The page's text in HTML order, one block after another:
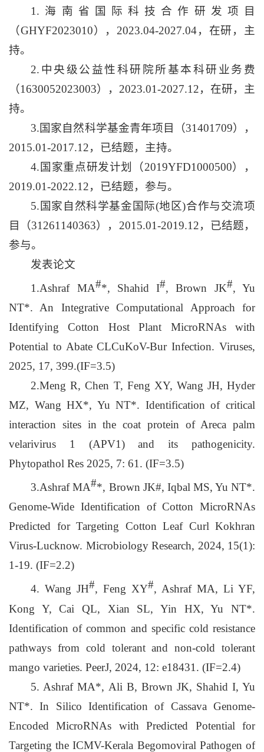
1.海南省国际科技合作研发项目
（GHYF2023010），2023.04-2027.04，在研，主
持。
2.中央级公益性科研院所基本科研业务费
（1630052023003），2023.01-2027.12，在研，主
持。
3.国家自然科学基金青年项目（31401709），
2015.01-2017.12，已结题，主持。
4.国家重点研发计划（2019YFD1000500），
2019.01-2022.12，已结题，参与。
5.国家自然科学基金国际(地区)合作与交流项
目（31261140363），2015.01-2019.12，已结题，
参与。
发表论文
1.Ashraf MA#*, Shahid I#, Brown JK#, Yu
NT*. An Integrative Computational Approach for
Identifying Cotton Host Plant MicroRNAs with
Potential to Abate CLCuKoV-Bur Infection. Viruses,
2025, 17, 399.(IF=3.5)
2.Meng R, Chen T, Feng XY, Wang JH, Hyder
MZ, Wang HX*, Yu NT*. Identification of critical
interaction sites in the coat protein of Areca palm
velarivirus 1 (APV1) and its pathogenicity.
Phytopathol Res 2025, 7: 61. (IF=3.5)
3.Ashraf MA#*, Brown JK#, Iqbal MS, Yu NT*.
Genome-Wide Identification of Cotton MicroRNAs
Predicted for Targeting Cotton Leaf Curl Kokhran
Virus-Lucknow. Microbiology Research, 2024, 15(1):
1-19. (IF=2.2)
4. Wang JH#, Feng XY#, Ashraf MA, Li YF,
Kong Y, Cai QL, Xian SL, Yin HX, Yu NT*.
Identification of common and specific cold resistance
pathways from cold tolerant and non-cold tolerant
mango varieties. PeerJ, 2024, 12: e18431. (IF=2.4)
5. Ashraf MA*, Ali B, Brown JK, Shahid I, Yu
NT*. In Silico Identification of Cassava Genome-
Encoded MicroRNAs with Predicted Potential for
Targeting the ICMV-Kerala Begomoviral Pathogen of